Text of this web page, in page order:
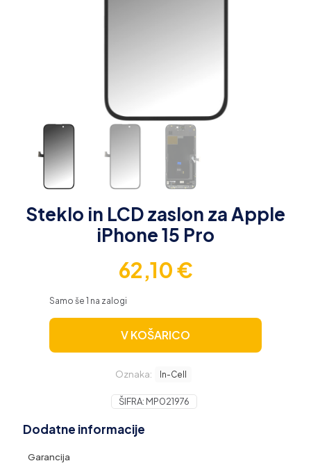
Steklo in LCD zaslon za Apple
iPhone 15 Pro
62,10€
Samo še 1 na zalogi
V KOŠARICO
Oznaka: In-Cell
ŠIFRA: MP021976
Dodatne informacije
Garancija